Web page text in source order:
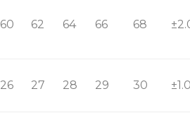
60 62 64 66 68
26 27 28 29 30